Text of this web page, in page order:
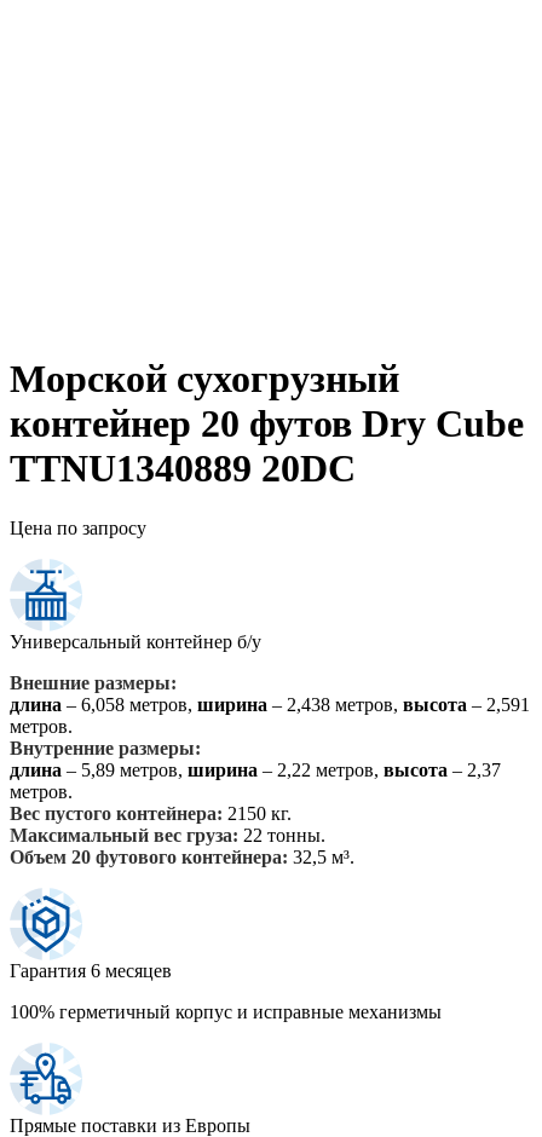
Морской сухогрузный
контейнер 20 футов Dry Cube
TTNU1340889 20DC
Цена по запросу
Универсальный контейнер б/у
Внешние размеры:
длина – 6,058 метров, ширина – 2,438 метров, высота – 2,591
метров.
Внутренние размеры:
длина – 5,89 метров, ширина – 2,22 метров, высота – 2,37
метров.
Вес пустого контейнера: 2150 кг.
Максимальный вес груза: 22 тонны.
Объем 20 футового контейнера: 32,5 м³.
Гарантия 6 месяцев
100% герметичный корпус и исправные механизмы
Прямые поставки из Европы